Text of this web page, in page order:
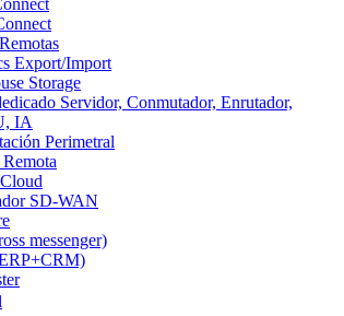
Export/Import
Storage
Servidor, Conmutador, Enrutador,
IA
Perimetral
SD-WAN
messenger)